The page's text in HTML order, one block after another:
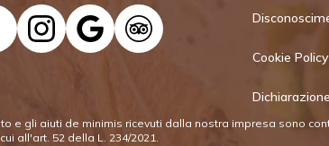
Cookie Policy
e gli aiuti de minimis ricevuti dalla nostra impresa sono
all'art. 52 della L. 234/2021.